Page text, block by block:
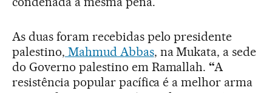
As duas foram recebidas pelo presidente
palestino, Mahmud Abbas, na Mukata, a sede
do Governo palestino em Ramallah.“A
resistência popular pacífica é a melhor arma